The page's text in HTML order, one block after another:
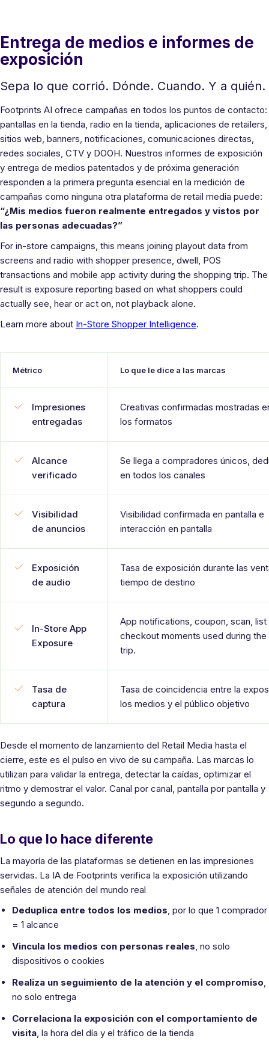
Entrega de medios e informes de
exposición
Sepa lo que corrió. Dónde. Cuando. Y a quién.
Footprints AI ofrece campañas en todos los puntos de contacto:
pantallas en la tienda, radio en la tienda, aplicaciones de retailers,
sitios web, banners, notificaciones, comunicaciones directas,
redes sociales, CTV y DOOH. Nuestros informes de exposición
y entrega de medios patentados y de próxima generación
responden a la primera pregunta esencial en la medición de
campañas como ninguna otra plataforma de retail media puede:
“¿Mis medios fueron realmente entregados y vistos por
las personas adecuadas?”
For in-store campaigns, this means joining playout data from
screens and radio with shopper presence, dwell, POS
transactions and mobile app activity during the shopping trip. The
result is exposure reporting based on what shoppers could
actually see, hear or act on, not playback alone.
Learn more about In-Store Shopper Intelligence.
Métrico Lo que le dice a las marcas
Impresiones
entregadas
Creativas confirmadas mostradas
los formatos
Alcance
verificado
Se llega a compradores únicos,
en todos los canales
Visibilidad
de anuncios
Visibilidad confirmada en pantalla e
interacción en pantalla
Exposición
de audio
Tasa de exposición durante las
tiempo de destino
In-Store App
Exposure
App notifications, coupon, scan, list
checkout moments used during
trip.
Tasa de
captura
Tasa de coincidencia entre la
los medios y el público objetivo
Desde el momento de lanzamiento del Retail Media hasta el
cierre, este es el pulso en vivo de su campaña. Las marcas lo
utilizan para validar la entrega, detectar la caídas, optimizar el
ritmo y demostrar el valor. Canal por canal, pantalla por pantalla y
segundo a segundo.
Lo que lo hace diferente
La mayoría de las plataformas se detienen en las impresiones
servidas. La IA de Footprints verifica la exposición utilizando
señales de atención del mundo real
Deduplica entre todos los medios, por lo que 1 comprador
= 1 alcance
Vincula los medios con personas reales, no solo
dispositivos o cookies
Realiza un seguimiento de la atención y el compromiso,
no solo entrega
Correlaciona la exposición con el comportamiento de
visita, la hora del día y el tráfico de la tienda